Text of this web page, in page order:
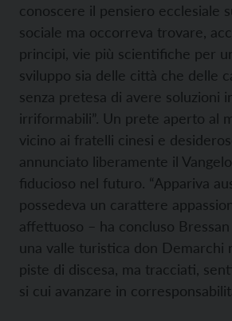
conoscere il pensiero ecclesiale
sociale ma occorreva trovare,
principi, vie più scientifiche per
sviluppo sia delle città che delle
senza pretesa di avere soluzioni
irriformabili”. Un prete aperto al
vicino ai fratelli cinesi e
annunciato liberamente il
fiducioso nel futuro. “Appariva
possedeva un carattere
affettuoso – ha concluso
una valle turistica don Demarchi
piste di discesa, ma tracciati,
si cui avanzare in